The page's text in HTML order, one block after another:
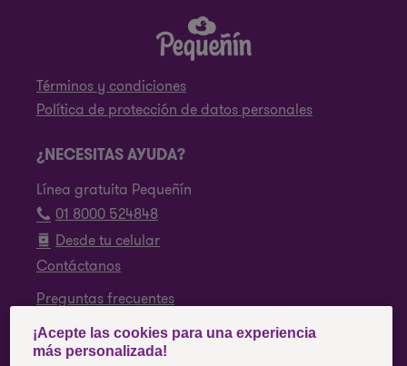
Términos y condiciones
Política de protección de datos personales
¿NECESITAS AYUDA?
Línea gratuita Pequeñín
01 8000 524848
Desde tu celular
Contáctanos
Preguntas frecuentes
SÍGUENOS
¡Acepte las cookies para una experiencia
más personalizada!